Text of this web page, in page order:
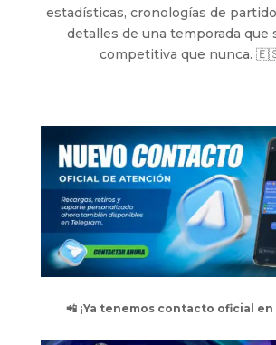
estadísticas, cronologías de
detalles de una temporada que
competitiva que nunca.
📲 ¡Ya tenemos contacto oficial